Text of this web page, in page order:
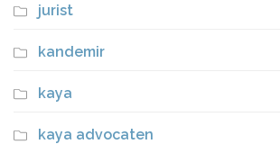
jurist
kandemir
kaya
kaya advocaten